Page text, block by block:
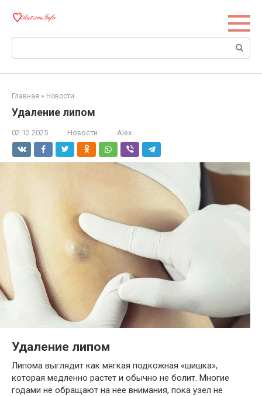
Поиск:
Главная » Новости
Удаление липом
02.12.2025 Новости Alex
Удаление липом
Липома выглядит как мягкая подкожная «шишка»,
которая медленно растет и обычно не болит. Многие
годами не обращают на нее внимания, пока узел не